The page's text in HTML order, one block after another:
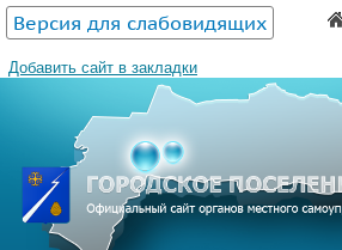
Версия для слабовидящих
Добавить сайт в закладки